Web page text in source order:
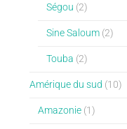
Ségou (2)
Sine Saloum(2)
Touba (2)
Amérique du sud (10)
Amazonie(1)